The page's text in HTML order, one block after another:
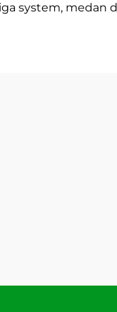
system, medan